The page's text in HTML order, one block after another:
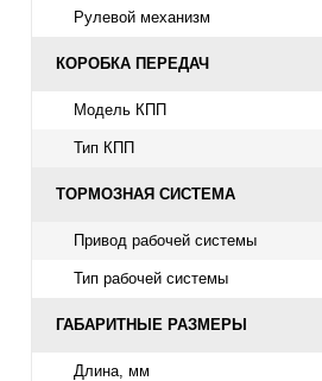
Рулевой механизм
КОРОБКА ПЕРЕДАЧ
Модель КПП
Тип КПП
ТОРМОЗНАЯ СИСТЕМА
Привод рабочей системы
Тип рабочей системы
ГАБАРИТНЫЕ РАЗМЕРЫ
Длина, мм